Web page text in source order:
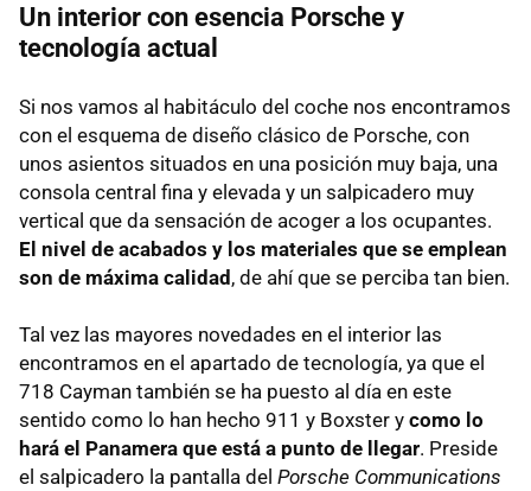
Un interior con esencia Porsche y
tecnología actual
Si nos vamos al habitáculo del coche nos encontramos
con el esquema de diseño clásico de Porsche, con
unos asientos situados en una posición muy baja, una
consola central fina y elevada y un salpicadero muy
vertical que da sensación de acoger a los ocupantes.
El nivel de acabados y los materiales que se emplean
son de máxima calidad, de ahí que se perciba tan bien.
Tal vez las mayores novedades en el interior las
encontramos en el apartado de tecnología, ya que el
718 Cayman también se ha puesto al día en este
sentido como lo han hecho 911 y Boxster y como lo
hará el Panamera que está a punto de llegar. Preside
el salpicadero la pantalla del Porsche Communications